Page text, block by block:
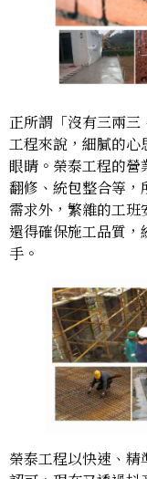
正所謂「沒有三兩
工程來說，細膩的心
眼睛。榮泰工程的營
翻修、統包整合等
需求外，繁雜的工
還得確保施工品質，
手。
榮泰工程以快速、